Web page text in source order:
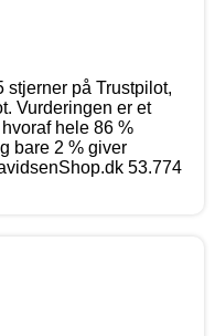
stjerner på Trustpilot,
Vurderingen er et
hele 86 %
bare 2 % giver
53.774